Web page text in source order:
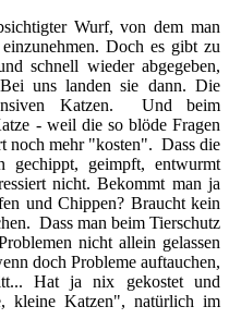
Wurf, von dem man
Doch es gibt zu
schnell wieder abgegeben,
uns landen sie dann. Die
Katzen. Und beim
- weil die so blöde Fragen
noch mehr "kosten". Dass die
gechippt, geimpft, entwurmt
nicht. Bekommt man ja
und Chippen? Braucht kein
Dass man beim Tierschutz
nicht allein gelassen
doch Probleme auftauchen,
Hat ja nix gekostet und
kleine Katzen", natürlich im